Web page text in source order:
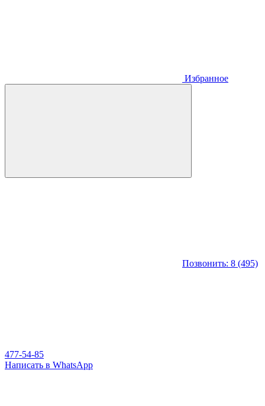
Избранное
Позвонить: 8 (495)
477-54-85
Написать в WhatsApp